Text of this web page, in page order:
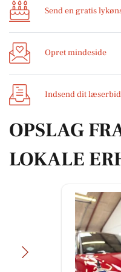
Send en gratis
Opret mindeside
Indsend dit
OPSLAG
LOKALE